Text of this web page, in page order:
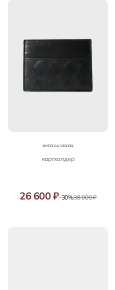
картхолдер
26 600 ₽-30%38 000 ₽